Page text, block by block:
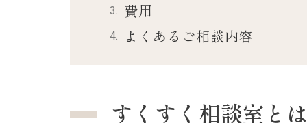
費用
よくあるご相談内容
すくすく相談室と